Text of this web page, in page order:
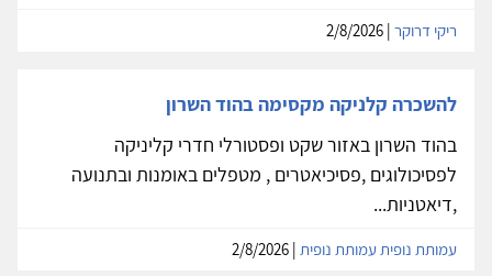
ריקי דרוקר
להשכרה קלניקה מקסימה בהוד השרון
בהוד השרון באזור שקט ופסטורלי חדרי קליניקה
לפסיכולוגים ,פסיכיאטרים , מטפלים באומנות ובתנועה
,דיאטניות...
עמותת נופית עמותת נופית